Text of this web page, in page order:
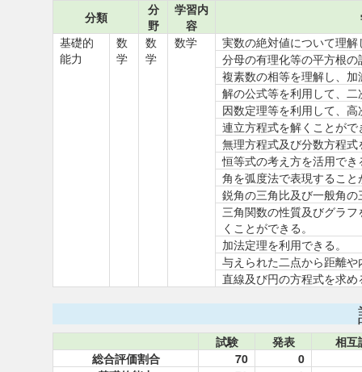
分類
分
野
学習内
容
基礎的
能力
数
学
数
学
数学
実数の絶対値について理
分母の有理化等の平方根
複素数の相等を理解し、
解の公式等を利用して、
因数定理等を利用して、
連立方程式を解くことがで
無理方程式及び分数方程
恒等式の考え方を活用でき
角を弧度法で表現すること
鋭角の三角比及び一般角
三角関数の性質及びグラ
くことができる。
加法定理を利用できる。
与えられた二点から距離
直線及び円の方程式を求
試験 発表
相互
総合評価割合
70
0